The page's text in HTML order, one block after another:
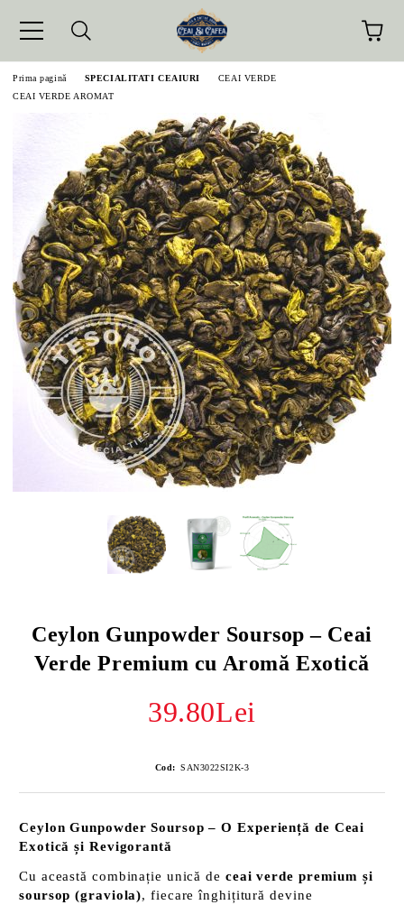
Prima pagină SPECIALITATI CEAIURI
CEAI VERDE
CEAI VERDE AROMAT
Ceylon Gunpowder Soursop – Ceai
Verde Premium cu Aromă Exotică
39.80Lei
Cod: SAN3022SI2K-3
Ceylon Gunpowder Soursop – O Experiență de Ceai
Exotică și Revigorantă
Cu această combinație unică de ceai verde premium și
soursop (graviola), fiecare înghițitură devine